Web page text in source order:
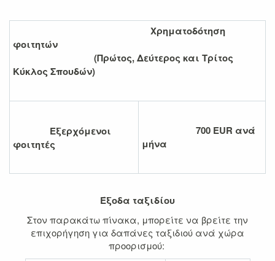
Χρηματοδότηση
φοιτητών
(Πρώτος, Δεύτερος και Τρίτος
Κύκλος Σπουδών)
Εξερχόμενοι
φοιτητές
700 EUR ανά
μήνα
Έξοδα ταξιδίου
Στον παρακάτω πίνακα, μπορείτε να βρείτε την
επιχορήγηση για δαπάνες ταξιδιού ανά χώρα
προορισμού: